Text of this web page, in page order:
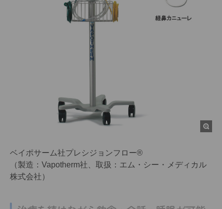
ベイポサーム社プレシジョンフロー®
（製造：Vapotherm社、取扱：エム・シー・メディカル
株式会社）